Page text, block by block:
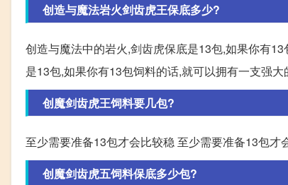
创造与魔法岩火剑齿虎王保底多少?
创造与魔法中的岩火,剑齿虎保底是13包,如果你有
是13包,如果你有13包饲料的话,就可以拥有一支强大
创魔剑齿虎王饲料要几包?
至少需要准备13包才会比较稳 至少需要准备13包才
创魔剑齿虎五饲料保底多少包?